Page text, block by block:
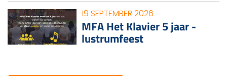
19 SEPTEMBER 2026
MFA Het Klavier 5 jaar -
lustrumfeest